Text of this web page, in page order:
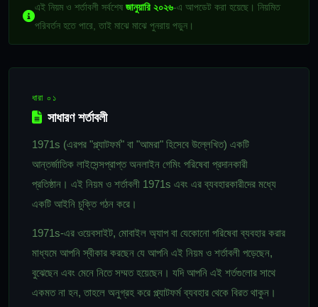
এই নিয়ম ও শর্তাবলী সর্বশেষজানুয়ারি ২০২৬-এ আপডেট করা হয়েছে। নিয়মিত
পরিবর্তন হতে পারে, তাই মাঝে মাঝে পুনরায় পড়ুন।
ধারা ০১
সাধারণ শর্তাবলী
1971s (এরপর "প্ল্যাটফর্ম" বা "আমরা" হিসেবে উল্লেখিত) একটি
আন্তর্জাতিক লাইসেন্সপ্রাপ্ত অনলাইন গেমিং পরিষেবা প্রদানকারী
প্রতিষ্ঠান। এই নিয়ম ও শর্তাবলী 1971s এবং এর ব্যবহারকারীদের মধ্যে
একটি আইনি চুক্তি গঠন করে।
1971s-এর ওয়েবসাইট, মোবাইল অ্যাপ বা যেকোনো পরিষেবা ব্যবহার করার
মাধ্যমে আপনি স্বীকার করছেন যে আপনি এই নিয়ম ও শর্তাবলী পড়েছেন,
বুঝেছেন এবং মেনে নিতে সম্মত হয়েছেন। যদি আপনি এই শর্তগুলোর সাথে
একমত না হন, তাহলে অনুগ্রহ করে প্ল্যাটফর্ম ব্যবহার থেকে বিরত থাকুন।